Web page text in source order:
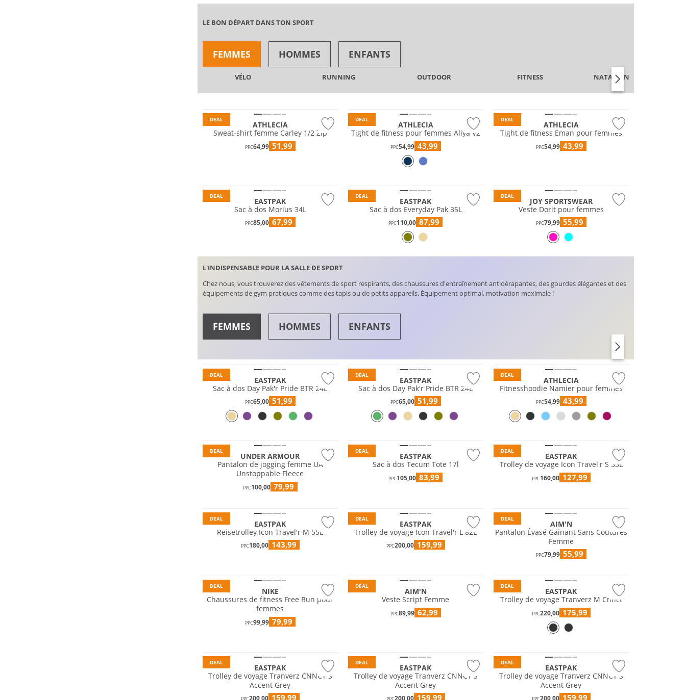
LE BON DÉPART DANS TON SPORT
FEMMES HOMMES ENFANTS
VÉLO RUNNING OUTDOOR FITNESS NATATION & PLAGE
DEAL
ATHLECIA
Sweat-shirt femme Carley 1/2 Zip
PPC64,99 51,99
DEAL
ATHLECIA
Tight de fitness pour femmes Aliya V2
PPC54,99 43,99
DEAL
ATHLECIA
Tight de fitness Eman pour femmes
PPC54,99 43,99
DEAL
EASTPAK
Sac à dos Morius 34L
PPC85,00 67,99
DEAL
EASTPAK
Sac à dos Everyday Pak 35L
PPC110,00 87,99
DEAL
JOY SPORTSWEAR
Veste Dorit pour femmes
PPC79,99 55,99
L'INDISPENSABLE POUR LA SALLE DE SPORT
Chez nous, vous trouverez des vêtements de sport respirants, des chaussures d'entraînement antidérapantes, des gourdes élégantes et des
équipements de gym pratiques comme des tapis ou de petits appareils. Équipement optimal, motivation maximale !
FEMMES HOMMES ENFANTS
CHAUSSURES HAUTS SOUTIENS-GORGE LEGGINGS
DEAL
EASTPAK
Sac à dos Day Pak'r Pride BTR 24L
PPC65,00 51,99
DEAL
EASTPAK
Sac à dos Day Pak'r Pride BTR 24L
PPC65,00 51,99
DEAL
ATHLECIA
Fitnesshoodie Namier pour femmes
PPC54,99 43,99
DEAL
UNDER ARMOUR
Pantalon de jogging femme UA
Unstoppable Fleece
PPC100,00 79,99
DEAL
EASTPAK
Sac à dos Tecum Tote 17l
PPC105,00 83,99
DEAL
EASTPAK
Trolley de voyage Icon Travel'r S 33L
PPC160,00 127,99
DEAL
EASTPAK
Reisetrolley Icon Travel'r M 55L
PPC180,00 143,99
DEAL
EASTPAK
Trolley de voyage Icon Travel'r L 82L
PPC200,00 159,99
DEAL
AIM'N
Pantalon Évasé Gainant Sans Coutures
Femme
PPC79,99 55,99
DEAL
NIKE
Chaussures de fitness Free Run pour
femmes
PPC99,99 79,99
DEAL
AIM'N
Veste Script Femme
PPC89,99 62,99
DEAL
EASTPAK
Trolley de voyage Tranverz M Cnnct
PPC220,00 175,99
DEAL
EASTPAK
Trolley de voyage Tranverz CNNCT S
Accent Grey
159,99
DEAL
EASTPAK
Trolley de voyage Tranverz CNNCT S
Accent Grey
159,99
DEAL
EASTPAK
Trolley de voyage Tranverz CNNCT S
Accent Grey
159,99